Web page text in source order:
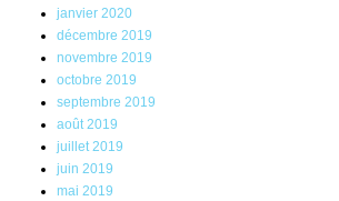
janvier 2020
décembre 2019
novembre 2019
octobre 2019
septembre 2019
août 2019
juillet 2019
juin 2019
mai 2019